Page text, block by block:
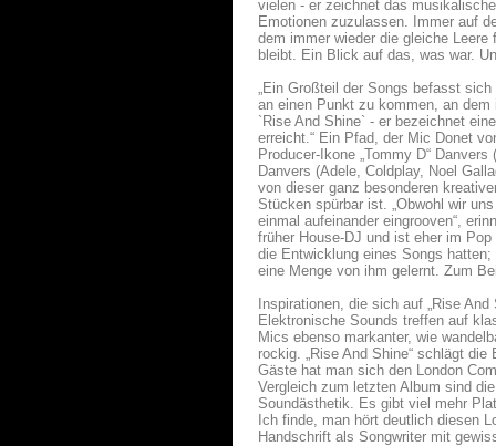
vielen - er zeichnet das
Emotionen zuzulassen. Immer auf
dem immer wieder die gleiche
bleibt. Ein Blick auf das, was war.
„Ein Großteil der Songs befasst
an einen Punkt zu kommen, an
`Rise And Shine` - er bezeichnet
erreicht.“ Ein Pfad, der Mic Donet
Producer-Ikone „Tommy D“
Danvers (Adele, Coldplay, Noel
von dieser ganz besonderen
Stücken spürbar ist. „Obwohl wir
einmal aufeinander eingrooven“,
früher House-DJ und ist eher im
die Entwicklung eines Songs
eine Menge von ihm gelernt. Zum
Inspirationen, die sich auf „Rise
Elektronische Sounds treffen auf
Mics ebenso markanter, wie
rockig. „Rise And Shine“ schlägt
Gäste hat man sich den London
Vergleich zum letzten Album sind
Soundästhetik. Es gibt viel mehr
Ich finde, man hört deutlich diesen
Handschrift als Songwriter mit